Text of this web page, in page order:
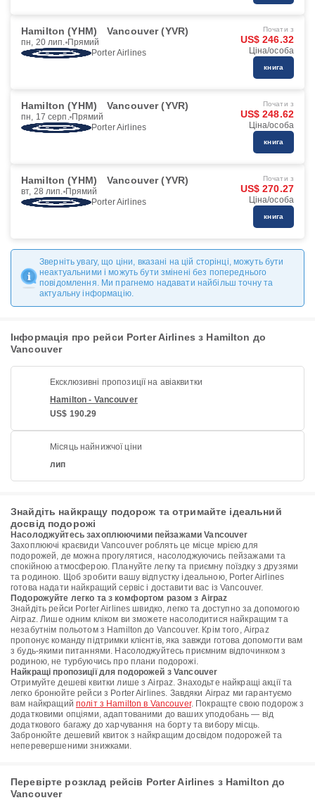
Hamilton (YHM) Vancouver (YVR)
пн, 20 лип. Прямий
Porter Airlines
Почати з
US$ 246.32
Ціна/особа
книга
Hamilton (YHM) Vancouver (YVR)
пн, 17 серп. Прямий
Porter Airlines
Почати з
US$ 248.62
Ціна/особа
книга
Hamilton (YHM) Vancouver (YVR)
вт, 28 лип. Прямий
Porter Airlines
Почати з
US$ 270.27
Ціна/особа
книга
Зверніть увагу, що ціни, вказані на цій сторінці, можуть бути
неактуальними і можуть бути змінені без попереднього
повідомлення. Ми прагнемо надавати найбільш точну та
актуальну інформацію.
Інформація про рейси Porter Airlines з Hamilton до
Vancouver
Ексклюзивні пропозиції на авіаквитки
Hamilton - Vancouver
US$ 190.29
Місяць найнижчої ціни
лип
Знайдіть найкращу подорож та отримайте ідеальний
досвід подорожі
Насолоджуйтесь захоплюючими пейзажами Vancouver
Захоплюючі краєвиди Vancouver роблять це місце мрією для
подорожей, де можна прогулятися, насолоджуючись пейзажами та
спокійною атмосферою. Плануйте легку та приємну поїздку з друзями
та родиною. Щоб зробити вашу відпустку ідеальною, Porter Airlines
готова надати найкращий сервіс і доставити вас із Vancouver.
Подорожуйте легко та з комфортом разом з Airpaz
Знайдіть рейси Porter Airlines швидко, легко та доступно за допомогою
Airpaz. Лише одним кліком ви зможете насолодитися найкращим та
незабутнім польотом з Hamilton до Vancouver. Крім того, Airpaz
пропонує команду підтримки клієнтів, яка завжди готова допомогти вам
з будь-якими питаннями. Насолоджуйтесь приємним відпочинком з
родиною, не турбуючись про плани подорожі.
Найкращі пропозиції для подорожей з Vancouver
Отримуйте дешеві квитки лише з Airpaz. Знаходьте найкращі акції та
легко бронюйте рейси з Porter Airlines. Завдяки Airpaz ми гарантуємо
вам найкращий політ з Hamilton в Vancouver. Покращте свою подорож з
додатковими опціями, адаптованими до ваших уподобань — від
додаткового багажу до харчування на борту та вибору місць.
Забронюйте дешевий квиток з найкращим досвідом подорожей та
неперевершеними знижками.
Перевірте розклад рейсів Porter Airlines з Hamilton до
Vancouver